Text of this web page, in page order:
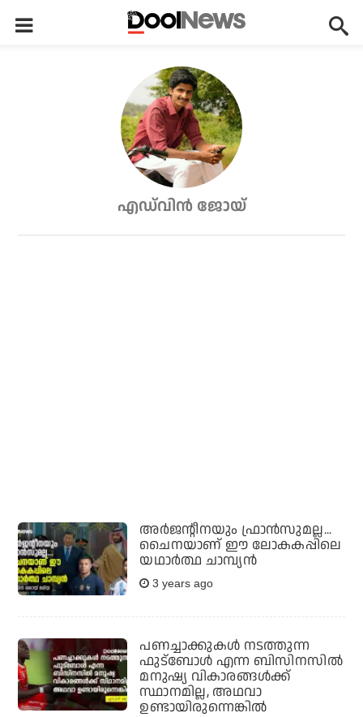
എഡ്‌വിന്‍ ജോയ്
അര്‍ജന്റീനയും ഫ്രാന്‍സുമല്ല...
ചൈനയാണ് ഈ ലോകകപ്പിലെ
യഥാര്‍ത്ഥ ചാമ്പ്യന്‍
3 years ago
പണച്ചാക്കുകള്‍ നടത്തുന്ന
ഫുട്‌ബോള്‍ എന്ന ബിസിനസില്‍
മനുഷ്യ വികാരങ്ങള്‍ക്ക്
സ്ഥാനമില്ല, അഥവാ
ഉണ്ടായിരുന്നെങ്കില്‍